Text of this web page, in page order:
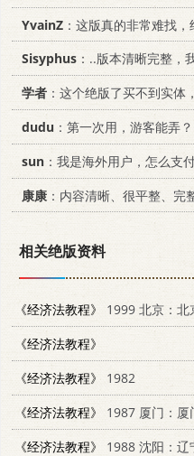
YvainZ ：这版真的非常难找，
Sisyphus ：..版本清晰完整，我
学者 ：这个绝版了买不到实体
dudu ：第一次用，游客能弄？
sun ：我是海外用户，怎么支
康康 ：内容清晰、很平整、完
相关绝版资料
《经济法教程》
1999 北京：
《经济法教程》
《经济法教程》
1982
《经济法教程》
1987 厦门：
《经济法教程》
1988 沈阳：